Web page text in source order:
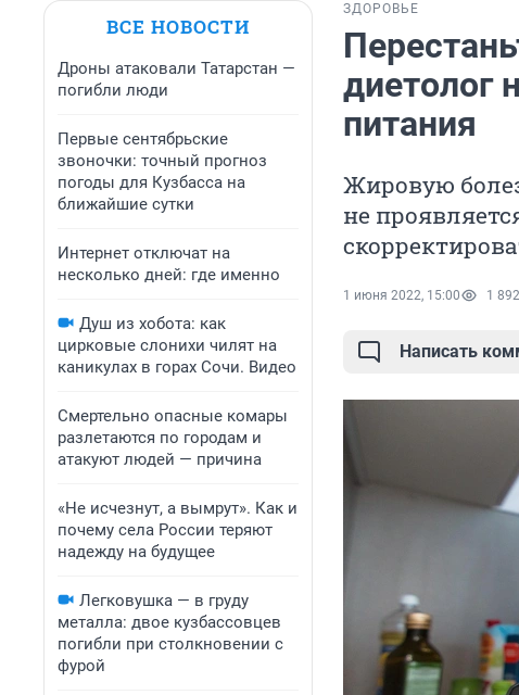
ВСЕ НОВОСТИ
Дроны атаковали Татарстан —
погибли люди
Первые сентябрьские
звоночки: точный прогноз
погоды для Кузбасса на
ближайшие сутки
Интернет отключат на
несколько дней: где именно
Душ из хобота: как
цирковые слонихи чилят на
каникулах в горах Сочи. Видео
Смертельно опасные комары
разлетаются по городам и
атакуют людей — причина
«Не исчезнут, а вымрут». Как и
почему села России теряют
надежду на будущее
Легковушка — в груду
металла: двое кузбассовцев
погибли при столкновении с
фурой
ЗДОРОВЬЕ
диетолог
питания
Жировую
не
1 июня 2022, 15:00 1 892
Написать